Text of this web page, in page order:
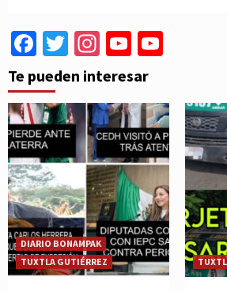
Facebook
Twitter
Instagram
YouTube
Te pueden interesar
DIARIO BONAMPAK
TUXTLA GUTIÉRREZ